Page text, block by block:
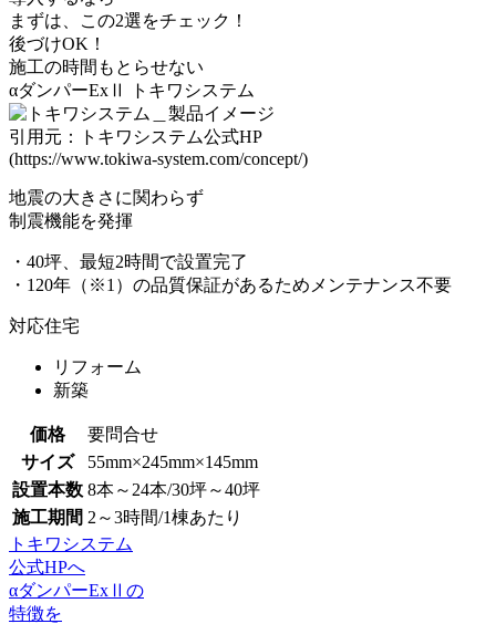
まずは、この2選をチェック！
後づけOK！
施工の時間もとらせない
αダンパーExⅡ
トキワシステム
引用元：トキワシステム公式HP
(https://www.tokiwa-system.com/concept/)
地震の大きさに関わらず
制震機能を発揮
・40坪、最短2時間で設置完了
・120年（※1）の品質保証があるためメンテナンス不要
対応住宅
リフォーム
新築
価格
要問合せ
サイズ
55mm×245mm×145mm
設置本数 8本～24本/30坪～40坪
施工期間 2～3時間/1棟あたり
トキワシステム
公式HPへ
αダンパーExⅡの
特徴を